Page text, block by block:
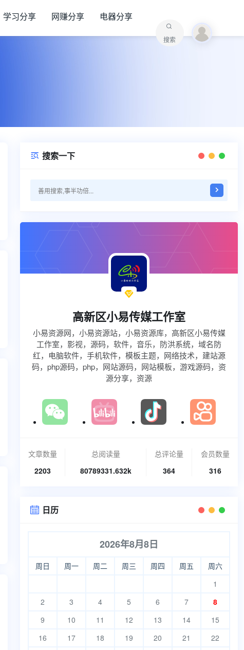
学习分享 网赚分享 电器分享
搜索
 搜索一下

高新区小易传媒工作室
小易资源网，小易资源站，小易资源库，高新区小易传媒
工作室，影视，源码，软件，音乐，防洪系统，域名防
红，电脑软件，手机软件，模板主题，网络技术，建站源
码，php源码，php，网站源码，网站模板，游戏源码，资
源分享，资源
文章数量
2203
总阅读量
80789331.632k
总评论量
364
会员数量
316
 日历
2026年8月8日
周日 周一 周二 周三 周四 周五
周六
1
2
3 4 5 6 7
8
9
10 11 12 13 14
15
16
17 18 19 20 21
22